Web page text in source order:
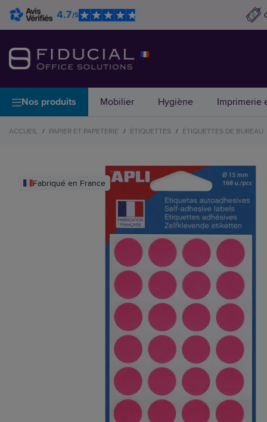
4.7/5
Nos produits Mobilier Hygiène Imprimerie
ACCUEIL / PAPIER ET PAPETERIE / ÉTIQUETTES / ÉTIQUETTES DE BUREAU
Fabriqué en France